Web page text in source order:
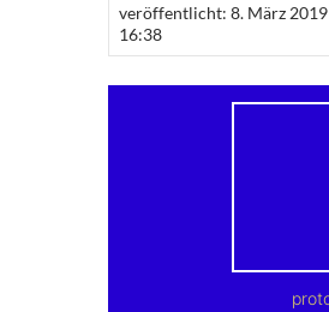
veröffentlicht: 8. März 2019
16:38